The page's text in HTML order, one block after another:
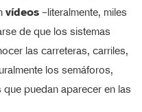
vídeos –literalmente, miles
de que los sistemas
las carreteras, carriles,
los semáforos,
puedan aparecer en las